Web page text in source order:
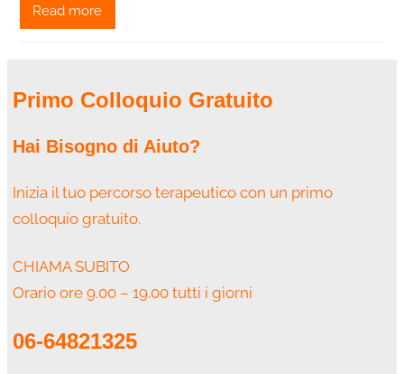
Read more
Primo Colloquio Gratuito
Hai Bisogno di Aiuto?
Inizia il tuo percorso terapeutico con un primo
colloquio gratuito.
CHIAMA SUBITO
Orario ore 9.00 – 19.00 tutti i giorni
06-64821325